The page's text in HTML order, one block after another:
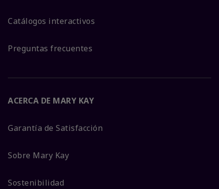
Catálogos interactivos
Preguntas frecuentes
ACERCA DE MARY KAY
Garantía de Satisfacción
Sobre Mary Kay
Sostenibilidad